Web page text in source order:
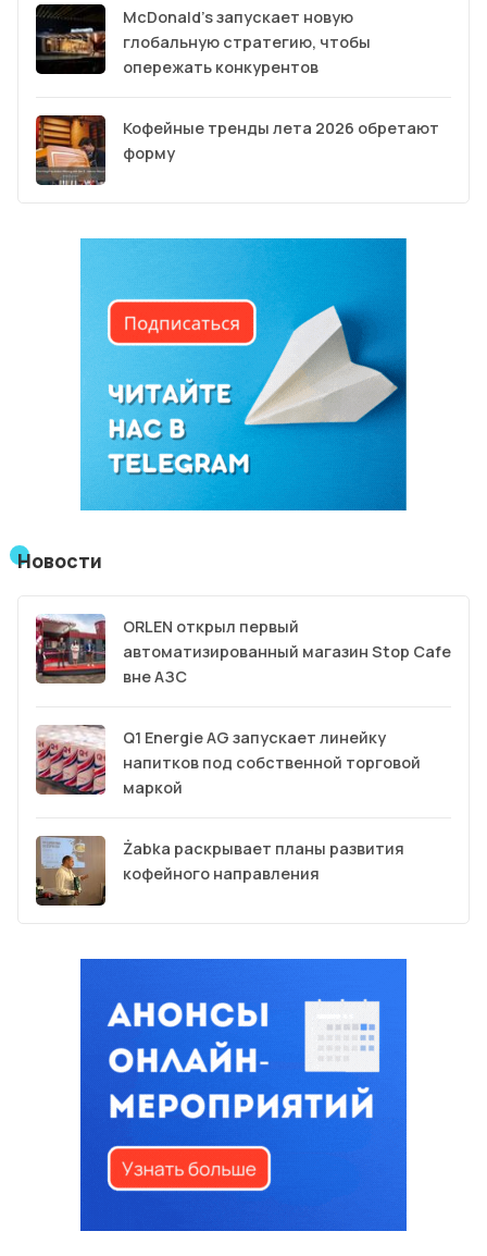
McDonald’s запускает новую
глобальную стратегию, чтобы
опережать конкурентов
Кофейные тренды лета 2026 обретают
форму
Новости
ORLEN открыл первый
автоматизированный магазин Stop Cafe
вне АЗС
Q1 Energie AG запускает линейку
напитков под собственной торговой
маркой
Żabka раскрывает планы развития
кофейного направления